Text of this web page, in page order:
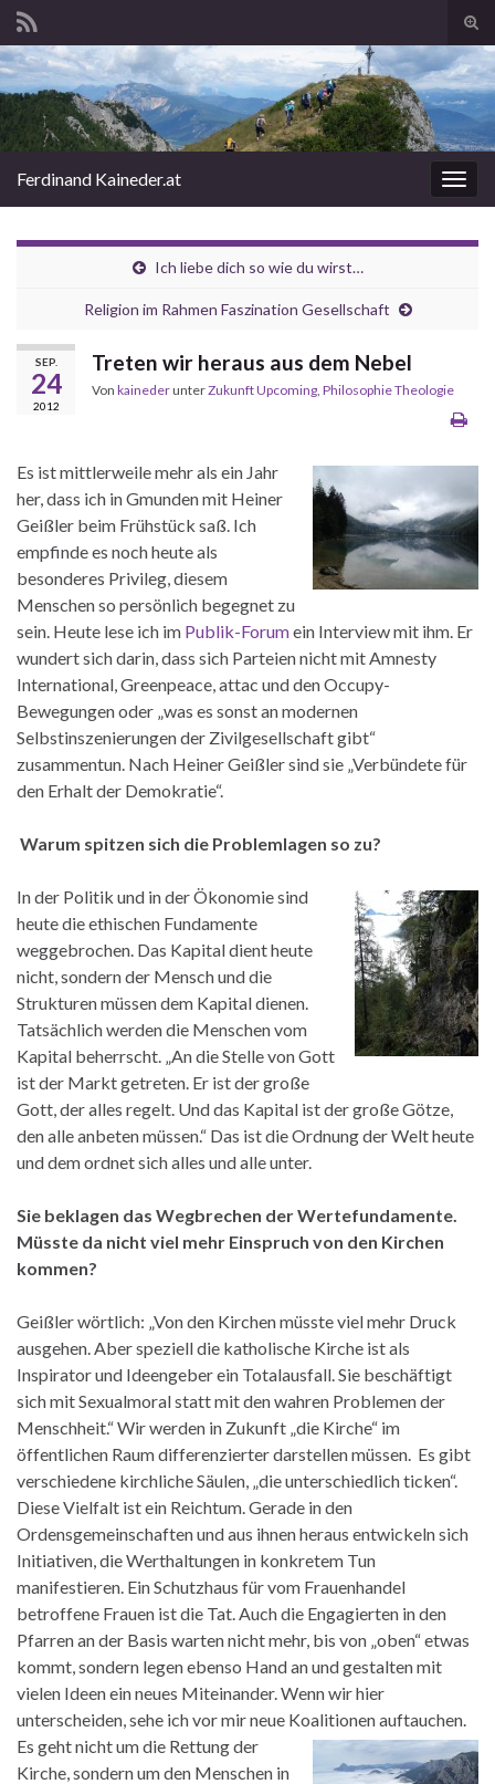
Search for:
Ferdinand Kaineder.at
Ich liebe dich so wie du wirst…
Religion im Rahmen Faszination Gesellschaft
SEP.
24
2012
Treten wir heraus aus dem Nebel
Von kainederunterZukunft Upcoming Philosophie Theologie
Es ist mittlerweile mehr als ein Jahr
her, dass ich in Gmunden mit Heiner
Geißler beim Frühstück saß. Ich
empfinde es noch heute als
besonderes Privileg, diesem
Menschen so persönlich begegnet zu
sein. Heute lese ich im Publik-Forumein Interview mit ihm. Er
wundert sich darin, dass sich Parteien nicht mit Amnesty
International, Greenpeace, attac und den Occupy-
Bewegungen oder „was es sonst an modernen
Selbstinszenierungen der Zivilgesellschaft gibt“
zusammentun. Nach Heiner Geißler sind sie „Verbündete für
den Erhalt der Demokratie“.
Warum spitzen sich die Problemlagen so zu?
In der Politik und in der Ökonomie sind
heute die ethischen Fundamente
weggebrochen. Das Kapital dient heute
nicht, sondern der Mensch und die
Strukturen müssen dem Kapital dienen.
Tatsächlich werden die Menschen vom
Kapital beherrscht. „An die Stelle von Gott
ist der Markt getreten. Er ist der große
Gott, der alles regelt. Und das Kapital ist der große Götze,
den alle anbeten müssen.“ Das ist die Ordnung der Welt heute
und dem ordnet sich alles und alle unter.
Sie beklagen das Wegbrechen der Wertefundamente.
Müsste da nicht viel mehr Einspruch von den Kirchen
kommen?
Geißler wörtlich: „Von den Kirchen müsste viel mehr Druck
ausgehen. Aber speziell die katholische Kirche ist als
Inspirator und Ideengeber ein Totalausfall. Sie beschäftigt
sich mit Sexualmoral statt mit den wahren Problemen der
Menschheit.“ Wir werden in Zukunft „die Kirche“ im
öffentlichen Raum differenzierter darstellen müssen. Es gibt
verschiedene kirchliche Säulen, „die unterschiedlich ticken“.
Diese Vielfalt ist ein Reichtum. Gerade in den
Ordensgemeinschaften und aus ihnen heraus entwickeln sich
Initiativen, die Werthaltungen in konkretem Tun
manifestieren. Ein Schutzhaus für vom Frauenhandel
betroffene Frauen ist die Tat. Auch die Engagierten in den
Pfarren an der Basis warten nicht mehr, bis von „oben“ etwas
kommt, sondern legen ebenso Hand an und gestalten mit
vielen Ideen ein neues Miteinander. Wenn wir hier
unterscheiden, sehe ich vor mir neue Koalitionen auftauchen.
Es geht nicht um die Rettung der
Kirche, sondern um den Menschen in